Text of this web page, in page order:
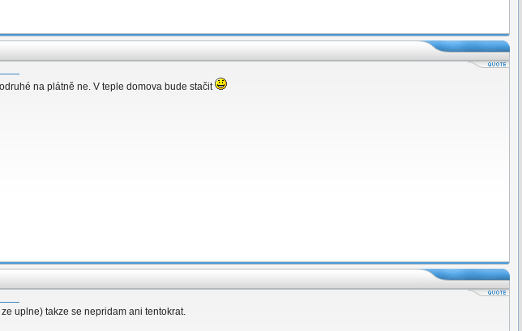
na plátně ne. V teple domova bude stačit
uplne) takze se nepridam ani tentokrat.